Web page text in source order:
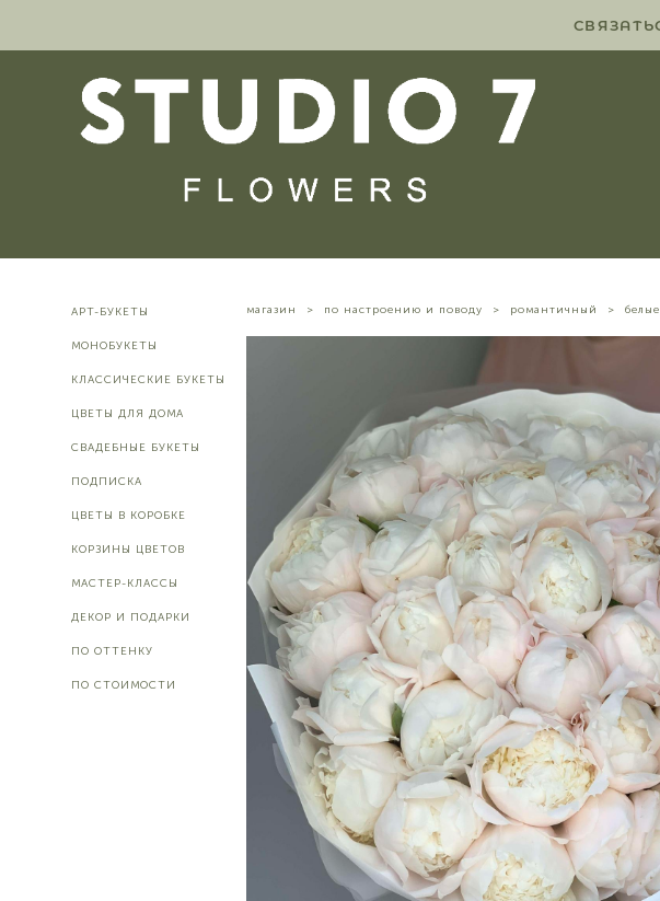
АРТ-БУКЕТЫ
МОНОБУКЕТЫ
КЛАССИЧЕСКИЕ БУКЕТЫ
ЦВЕТЫ ДЛЯ ДОМА
СВАДЕБНЫЕ БУКЕТЫ
ПОДПИСКА
ЦВЕТЫ В КОРОБКЕ
КОРЗИНЫ ЦВЕТОВ
МАСТЕР-КЛАССЫ
ДЕКОР И ПОДАРКИ
ПО ОТТЕНКУ
ПО СТОИМОСТИ
магазин > по настроению и поводу > романтичный >